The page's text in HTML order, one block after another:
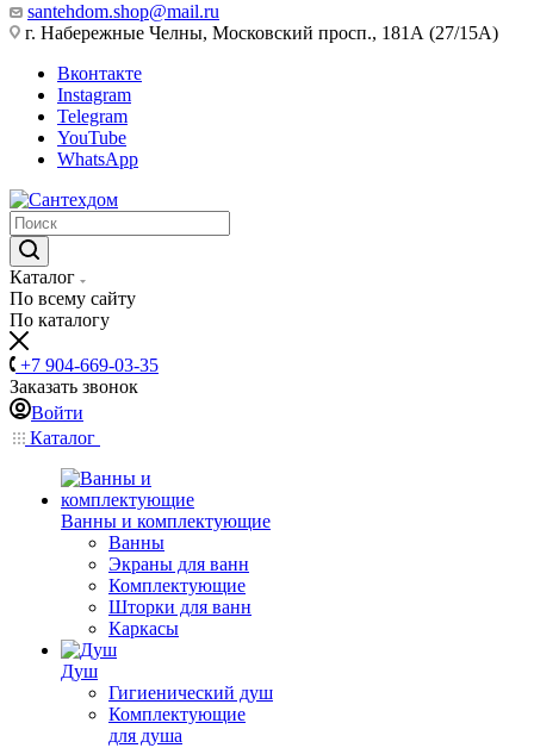
santehdom.shop@mail.ru
г. Набережные Челны, Московский просп., 181А (27/15А)
Вконтакте
Instagram
Telegram
YouTube
WhatsApp
Каталог
По всему сайту
По каталогу
+7 904-669-03-35
Заказать звонок
Войти
Каталог
Ванны и комплектующие
Ванны
Экраны для ванн
Комплектующие
Шторки для ванн
Каркасы
Душ
Гигиенический душ
Комплектующие
для душа